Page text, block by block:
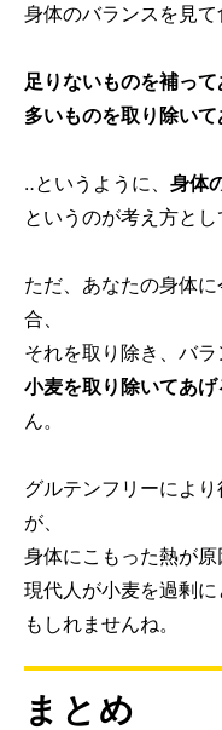
身体のバランスを見て
足りないものを補って
多いものを取り除いて
‥というように、 身体
というのが考え方とし
ただ、あなたの身体
合、
それを取り除き、バラ
小麦を取り除いてあ
ん。
グルテンフリーによ
が、
身体にこもった熱が原
現代人が小麦を過剰
もしれませんね。
まとめ